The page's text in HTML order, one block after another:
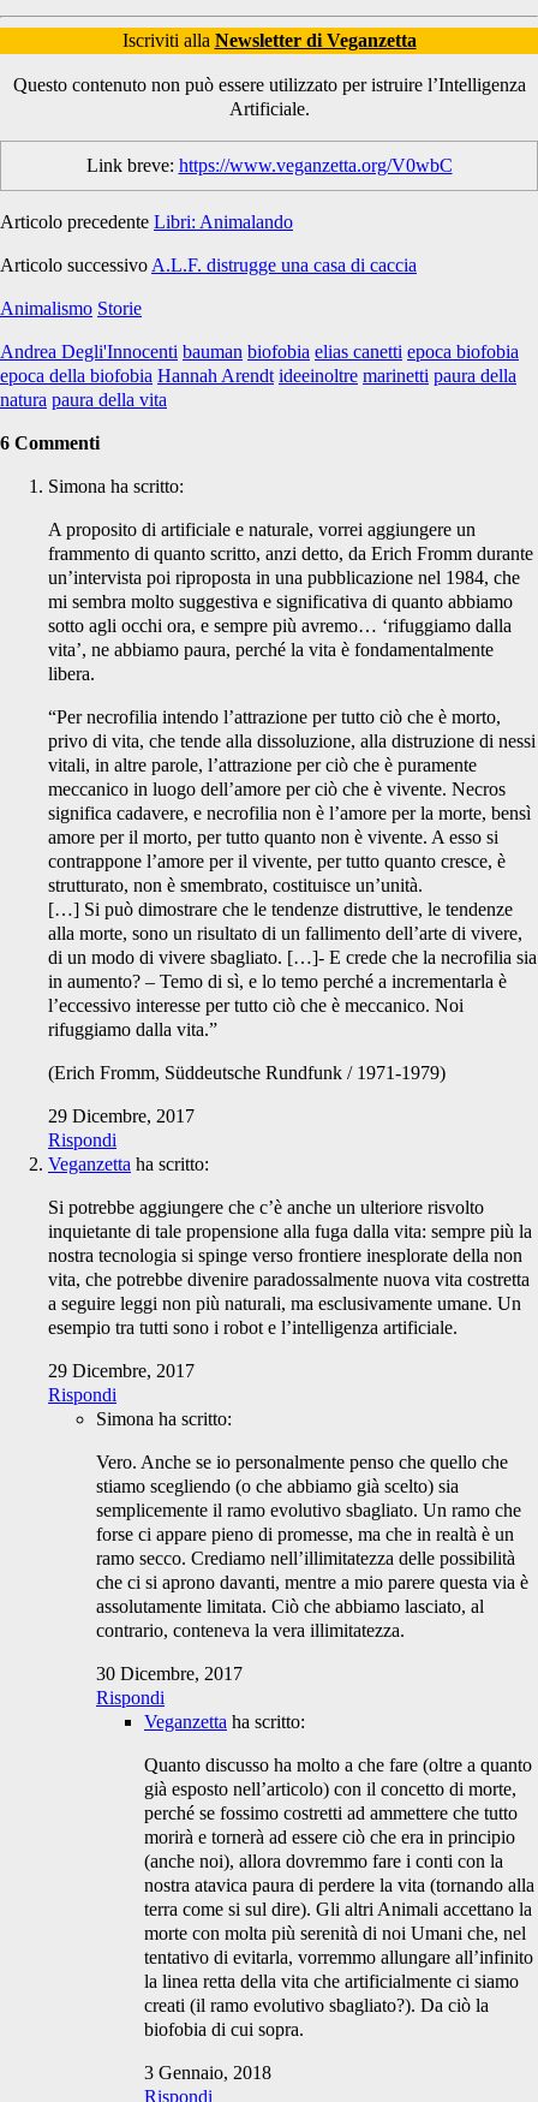
Iscriviti alla Newsletter di Veganzetta
Questo contenuto non può essere utilizzato per istruire l’Intelligenza
Artificiale.
Link breve: https://www.veganzetta.org/V0wbC
Articolo precedente Libri: Animalando
Articolo successivo A.L.F. distrugge una casa di caccia
Animalismo Storie
Andrea Degli'Innocenti bauman biofobia elias canetti epoca biofobia
epoca della biofobia Hannah Arendt ideeinoltre marinetti paura della
natura paura della vita
6 Commenti
Simona ha scritto:
A proposito di artificiale e naturale, vorrei aggiungere un
frammento di quanto scritto, anzi detto, da Erich Fromm durante
un’intervista poi riproposta in una pubblicazione nel 1984, che
mi sembra molto suggestiva e significativa di quanto abbiamo
sotto agli occhi ora, e sempre più avremo… ‘rifuggiamo dalla
vita’, ne abbiamo paura, perché la vita è fondamentalmente
libera.
“Per necrofilia intendo l’attrazione per tutto ciò che è morto,
privo di vita, che tende alla dissoluzione, alla distruzione di nessi
vitali, in altre parole, l’attrazione per ciò che è puramente
meccanico in luogo dell’amore per ciò che è vivente. Necros
significa cadavere, e necrofilia non è l’amore per la morte, bensì
amore per il morto, per tutto quanto non è vivente. A esso si
contrappone l’amore per il vivente, per tutto quanto cresce, è
strutturato, non è smembrato, costituisce un’unità.
[…] Si può dimostrare che le tendenze distruttive, le tendenze
alla morte, sono un risultato di un fallimento dell’arte di vivere,
di un modo di vivere sbagliato. […]- E crede che la necrofilia sia
in aumento? – Temo di sì, e lo temo perché a incrementarla è
l’eccessivo interesse per tutto ciò che è meccanico. Noi
rifuggiamo dalla vita.”
(Erich Fromm, Süddeutsche Rundfunk / 1971-1979)
29 Dicembre, 2017
Rispondi
Veganzetta ha scritto:
Si potrebbe aggiungere che c’è anche un ulteriore risvolto
inquietante di tale propensione alla fuga dalla vita: sempre più la
nostra tecnologia si spinge verso frontiere inesplorate della non
vita, che potrebbe divenire paradossalmente nuova vita costretta
a seguire leggi non più naturali, ma esclusivamente umane. Un
esempio tra tutti sono i robot e l’intelligenza artificiale.
29 Dicembre, 2017
Rispondi
Simona ha scritto:
Vero. Anche se io personalmente penso che quello che
stiamo scegliendo (o che abbiamo già scelto) sia
semplicemente il ramo evolutivo sbagliato. Un ramo che
forse ci appare pieno di promesse, ma che in realtà è un
ramo secco. Crediamo nell’illimitatezza delle possibilità
che ci si aprono davanti, mentre a mio parere questa via è
assolutamente limitata. Ciò che abbiamo lasciato, al
contrario, conteneva la vera illimitatezza.
30 Dicembre, 2017
Rispondi
Veganzetta ha scritto:
Quanto discusso ha molto a che fare (oltre a quanto
già esposto nell’articolo) con il concetto di morte,
perché se fossimo costretti ad ammettere che tutto
morirà e tornerà ad essere ciò che era in principio
(anche noi), allora dovremmo fare i conti con la
nostra atavica paura di perdere la vita (tornando alla
terra come si sul dire). Gli altri Animali accettano la
morte con molta più serenità di noi Umani che, nel
tentativo di evitarla, vorremmo allungare all’infinito
la linea retta della vita che artificialmente ci siamo
creati (il ramo evolutivo sbagliato?). Da ciò la
biofobia di cui sopra.
3 Gennaio, 2018
Rispondi